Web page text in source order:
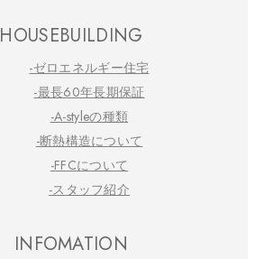
HOUSEBUILDING
-ゼロエネルギー住宅
-最長60年長期保証
-A-styleの種類
-断熱構造について
-FFCについて
-スタッフ紹介
INFOMATION